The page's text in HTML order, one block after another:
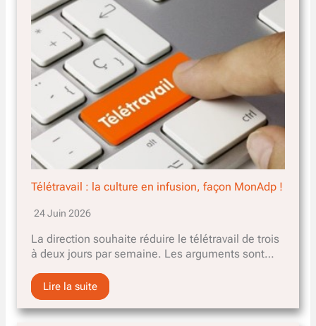
Télétravail : la culture en infusion, façon MonAdp !
24 Juin 2026
La direction souhaite réduire le télétravail de trois
à deux jours par semaine. Les arguments sont…
Lire la suite